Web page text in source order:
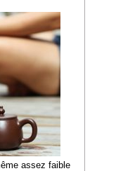
assez faible